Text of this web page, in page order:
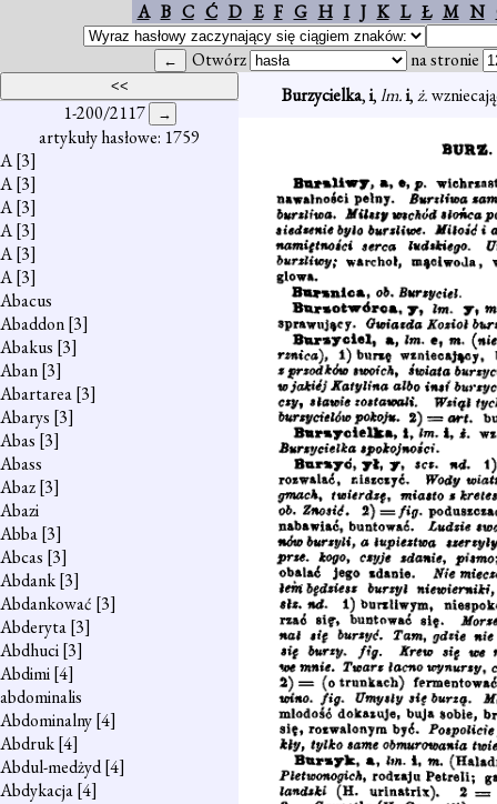
A B C Ć D E F G H I J K L Ł M N
Otwórz na stronie
1-200/2117
artykuły hasłowe: 1759
A[3]
A[3]
A[3]
A[3]
A[3]
A[3]
Abacus
Abaddon[3]
Abakus [3]
Aban[3]
Abartarea[3]
Abarys [3]
Abas [3]
Abass
Abaz[3]
Abazi
Abba[3]
Abcas [3]
Abdank[3]
Abdankować [3]
Abderyta[3]
Abdhuci[3]
Abdimi[4]
abdominalis
Abdominalny[4]
Abdruk[4]
Abdul-medżyd[4]
Abdykacja[4]
Burzycielka,i,lm.i,ż.